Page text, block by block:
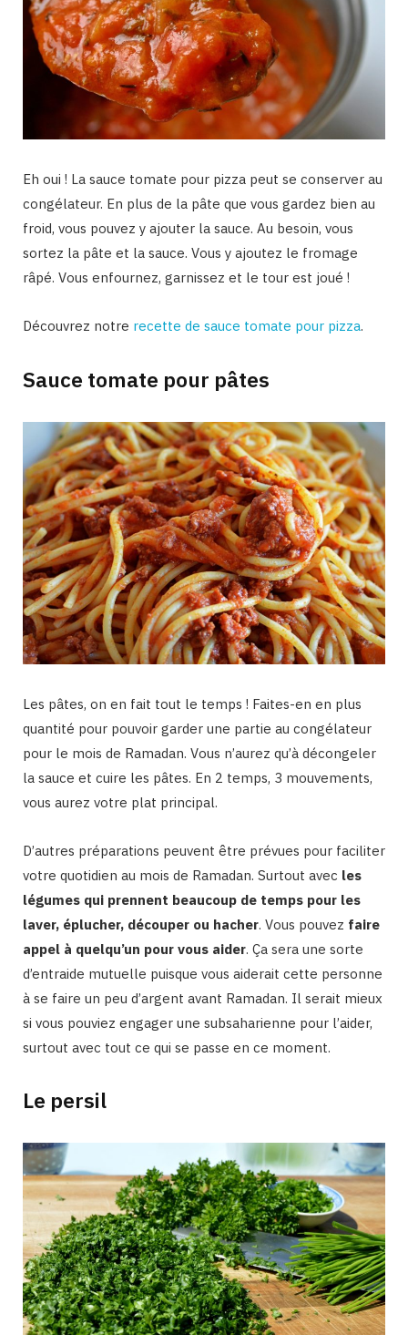
Eh oui ! La sauce tomate pour pizza peut se conserver au
congélateur. En plus de la pâte que vous gardez bien au
froid, vous pouvez y ajouter la sauce. Au besoin, vous
sortez la pâte et la sauce. Vous y ajoutez le fromage
râpé. Vous enfournez, garnissez et le tour est joué !
Découvrez notre recette de sauce tomate pour pizza.
Sauce tomate pour pâtes
Les pâtes, on en fait tout le temps ! Faites-en en plus
quantité pour pouvoir garder une partie au congélateur
pour le mois de Ramadan. Vous n’aurez qu’à décongeler
la sauce et cuire les pâtes. En 2 temps, 3 mouvements,
vous aurez votre plat principal.
D’autres préparations peuvent être prévues pour faciliter
votre quotidien au mois de Ramadan. Surtout avec les
légumes qui prennent beaucoup de temps pour les
laver, éplucher, découper ou hacher. Vous pouvez faire
appel à quelqu’un pour vous aider. Ça sera une sorte
d’entraide mutuelle puisque vous aiderait cette personne
à se faire un peu d’argent avant Ramadan. Il serait mieux
si vous pouviez engager une subsaharienne pour l’aider,
surtout avec tout ce qui se passe en ce moment.
Le persil